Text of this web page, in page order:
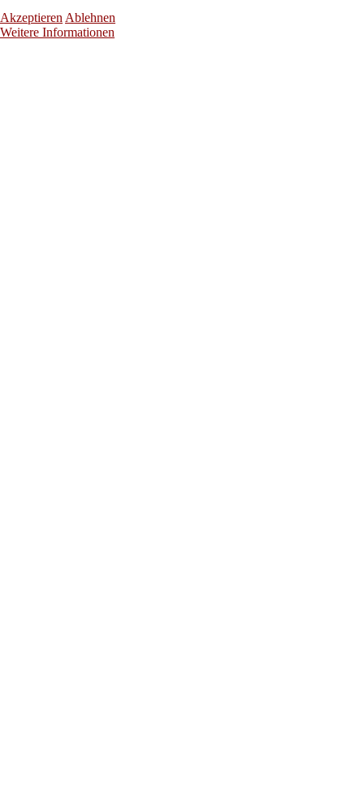
Akzeptieren Ablehnen
Weitere Informationen